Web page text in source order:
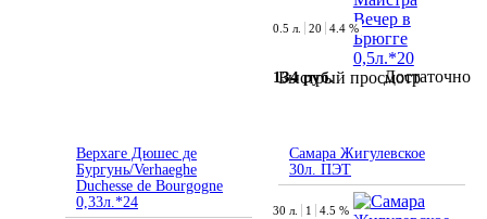
Быстрый просмотр
0.5 л. 20 4.4 %
134 руб. Достаточно
Верхаге Дюшес де
Бургунь/Verhaeghe
Duchesse de Bourgogne
0,33л.*24
Самара Жигулевское
30л. ПЭТ
30 л. 1 4.5 %